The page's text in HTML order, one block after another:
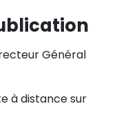
Général
à distance sur